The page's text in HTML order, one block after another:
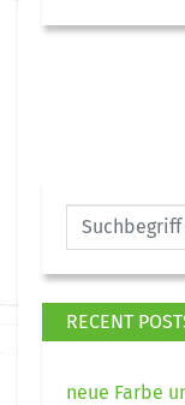
RECENT
neue Farbe